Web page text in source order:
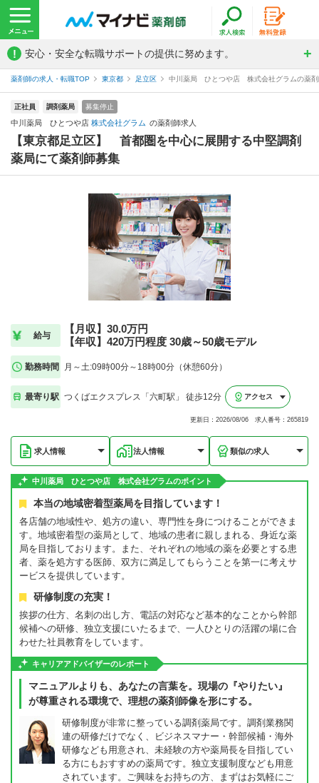
! 安心・安全な転職サポートの提供に努めます。
薬剤師の求人・転職TOP 東京都 足立区 中川薬局 ひとつや店 株式会社グラムの薬剤
正社員 調剤薬局 募集停止
中川薬局 ひとつや店 株式会社グラム の薬剤師求人
【東京都足立区】 首都圏を中心に展開する中堅調剤
薬局にて薬剤師募集
給与
【月収】30.0万円
【年収】420万円程度 30歳～50歳モデル
勤務時間 月～土:09時00分～18時00分（休憩60分）
最寄り駅 つくばエクスプレス「六町駅」 徒歩12分 アクセス
更新日：2026/08/06 求人番号：265819
求人情報 法人情報 類似の求人
中川薬局 ひとつや店 株式会社グラムのポイント
本当の地域密着型薬局を目指しています！
各店舗の地域性や、処方の違い、専門性を身につけることができま
す。地域密着型の薬局として、地域の患者に親しまれる、身近な薬
局を目指しております。また、それぞれの地域の薬を必要とする患
者、薬を処方する医師、双方に満足してもらうことを第一に考えサ
ービスを提供しています。
研修制度の充実！
挨拶の仕方、名刺の出し方、電話の対応など基本的なことから幹部
候補ヘの研修、独立支援にいたるまで、一人ひとりの活躍の場に合
わせた社員教育をしています。
キャリアアドバイザーのレポート
マニュアルよりも、あなたの言葉を。現場の『やりたい』
が尊重される環境で、理想の薬剤師像を形にする。
研修制度が非常に整っている調剤薬局です。調剤業務関
連の研修だけでなく、ビジネスマナー・幹部候補・海外
研修なども用意され、未経験の方や薬局長を目指してい
る方にもおすすめの薬局です。独立支援制度なども用意
されています。ご興味をお持ちの方、まずはお気軽にご